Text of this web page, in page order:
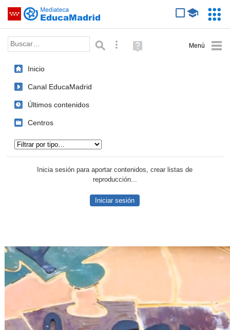
Saltar navegación
Palabra o frase: Búsqueda avanzada
Ayuda
(en
Inicio
Canal EducaMadrid
Últimos contenidos
Centros
Inicia sesión para aportar contenidos, crear listas de
reproducción...
Iniciar sesión